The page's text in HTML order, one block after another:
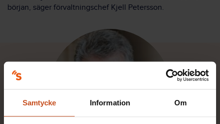
Samtycke Information Om
början, säger förvaltningschef Kjell Petersson.